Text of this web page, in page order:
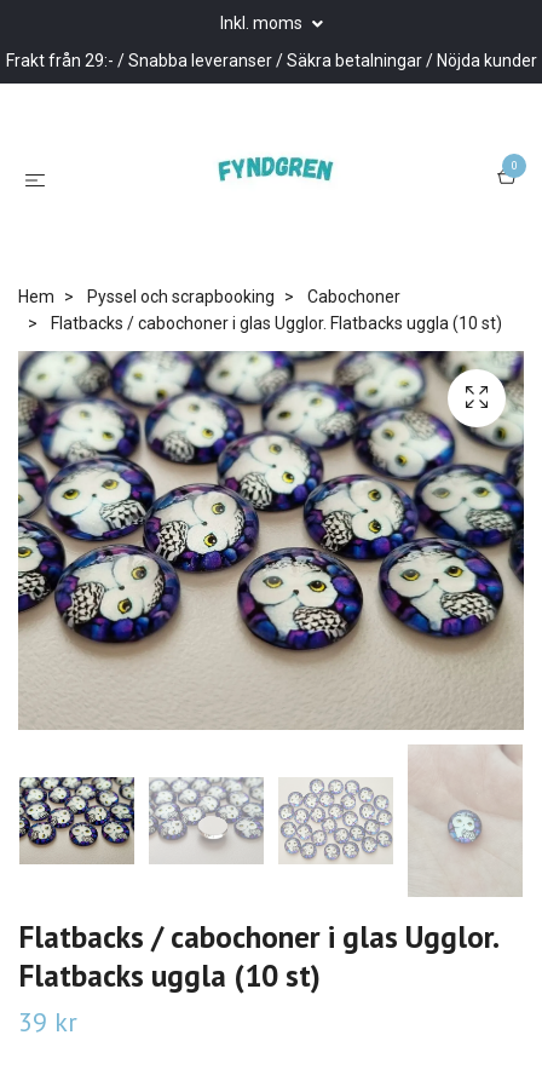
Inkl. moms
Frakt från 29:- / Snabba leveranser / Säkra betalningar / Nöjda kunder
0
Hem Pyssel och scrapbooking
Cabochoner
Flatbacks / cabochoner i glas Ugglor. Flatbacks uggla (10 st)
Flatbacks / cabochoner i glas Ugglor.
Flatbacks uggla (10 st)
39 kr